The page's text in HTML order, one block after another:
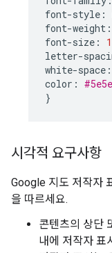
font-style :
font-weight :
font-size : 1
letter-
white-space :
color :
}
시각적 요구사항
Google 지도 저작자
을 따르세요.
콘텐츠의 상단
내에 저작자 표